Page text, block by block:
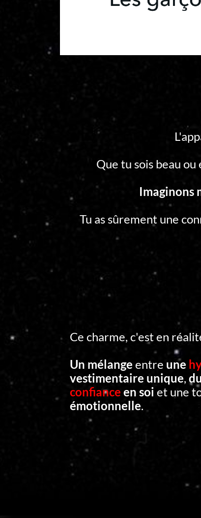
Que tu sois beau
Imaginons
Tu as sûrement une
Ce charme, c'est en
Un mélange entre une
vestimentaire unique, du
confiance en soi et une
émotionnelle.